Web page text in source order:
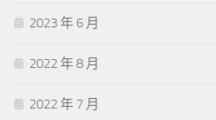
2023 年 6 月
2022 年 8 月
2022 年 7 月